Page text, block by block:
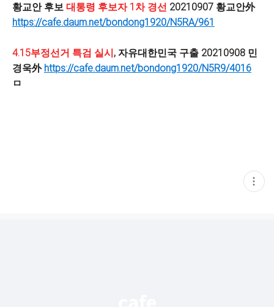
황교안 후보 대통령 후보자 1차 경선 20210907 황교안外
https://cafe.daum.net/bondong1920/N5RA/961
4.15부정선거 특검 실시, 자유대한민국 구출 20210908 민
경욱外 https://cafe.daum.net/bondong1920/N5R9/4016
ㅁ
현
재